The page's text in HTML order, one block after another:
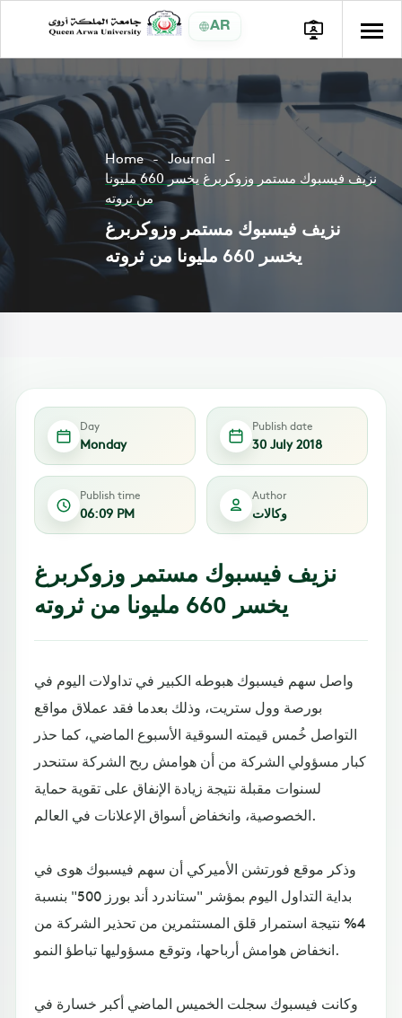
AR
Home
Journal
نزيف فيسبوك مستمر وزوكربرغ يخسر 660 مليونا
من ثروته
نزيف فيسبوك مستمر وزوكربرغ
يخسر 660 مليونا من ثروته
Day
Monday
Publish date
30 July 2018
Publish time
06:09 PM
Author
وكالات
نزيف فيسبوك مستمر وزوكربرغ
يخسر 660 مليونا من ثروته
واصل سهم فيسبوك هبوطه الكبير في تداولات اليوم في
بورصة وول ستريت، وذلك بعدما فقد عملاق مواقع
التواصل خُمس قيمته السوقية الأسبوع الماضي، كما حذر
كبار مسؤولي الشركة من أن هوامش ربح الشركة ستنحدر
لسنوات مقبلة نتيجة زيادة الإنفاق على تقوية حماية
الخصوصية، وانخفاض أسواق الإعلانات في العالم.
وذكر موقع فورتشن الأميركي أن سهم فيسبوك هوى في
بداية التداول اليوم بمؤشر "ستاندرد أند بورز 500" بنسبة
4% نتيجة استمرار قلق المستثمرين من تحذير الشركة من
انخفاض هوامش أرباحها، وتوقع مسؤوليها تباطؤ النمو.
وكانت فيسبوك سجلت الخميس الماضي أكبر خسارة في